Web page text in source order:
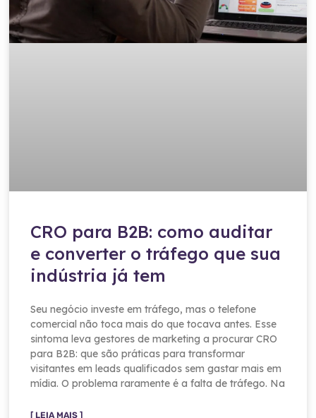
CRO para B2B: como auditar
e converter o tráfego que sua
indústria já tem
Seu negócio investe em tráfego, mas o telefone
comercial não toca mais do que tocava antes. Esse
sintoma leva gestores de marketing a procurar CRO
para B2B: que são práticas para transformar
visitantes em leads qualificados sem gastar mais em
mídia. O problema raramente é a falta de tráfego. Na
[ LEIA MAIS ]